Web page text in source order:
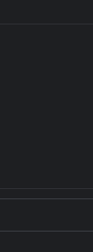
Games?
Connect?